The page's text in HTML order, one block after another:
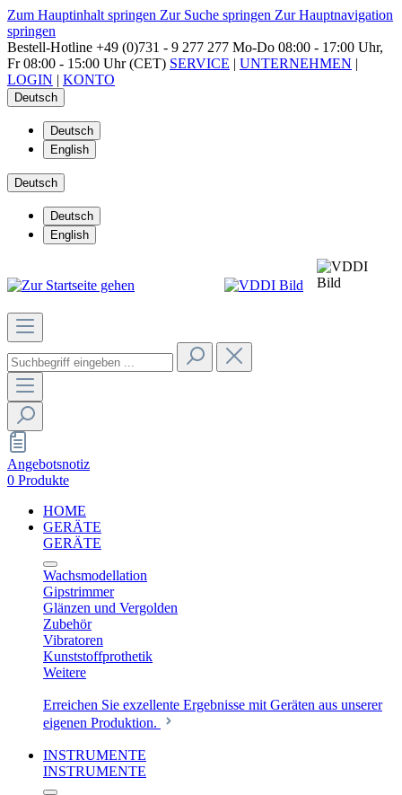
Zum Hauptinhalt springen Zur Suche springen Zur Hauptnavigation
springen
Bestell-Hotline +49 (0)731 - 9 277 277 Mo-Do 08:00 - 17:00 Uhr,
Fr 08:00 - 15:00 Uhr (CET) SERVICE | UNTERNEHMEN |
LOGIN | KONTO
Deutsch
Deutsch
English
Deutsch
Deutsch
English
Angebotsnotiz
0 Produkte
HOME
GERÄTE
GERÄTE
Wachsmodellation
Gipstrimmer
Glänzen und Vergolden
Zubehör
Vibratoren
Kunststoffprothetik
Weitere
Erreichen Sie exzellente Ergebnisse mit Geräten aus unserer
eigenen Produktion.
INSTRUMENTE
INSTRUMENTE